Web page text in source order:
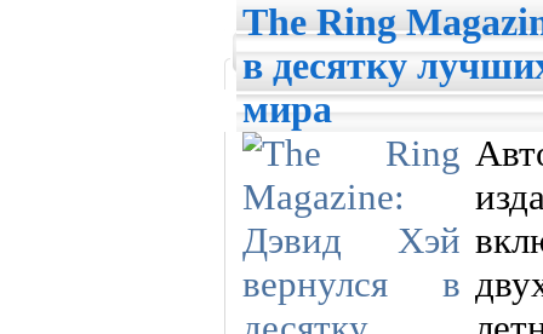
The Ring
в десятку
мира